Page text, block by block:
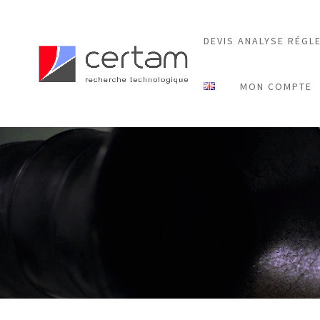
DEVIS ANALYSE
MON COMPTE